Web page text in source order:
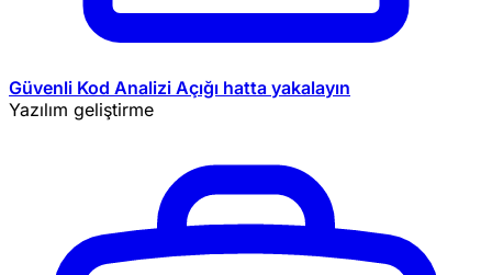
Güvenli Kod Analizi Açığı hatta yakalayın
Yazılım geliştirme